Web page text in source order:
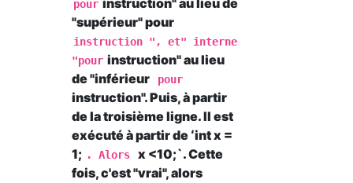
pour instruction" au lieu de
"supérieur" pour
instruction ", et" interne
"pour instruction" au lieu
de "inférieur
pour
instruction". Puis, à partir
de la troisième ligne. Il est
exécuté à partir de ʻint x =
1; . Alors
x <10;`. Cette
fois, c'est "vrai", alors